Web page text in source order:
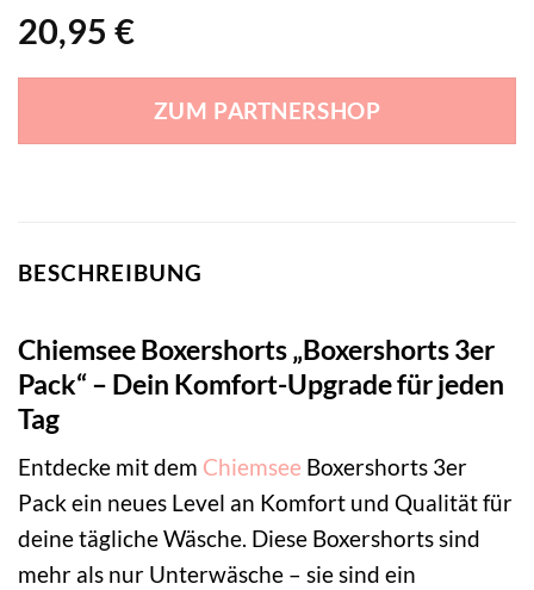
20,95 €
ZUM PARTNERSHOP
BESCHREIBUNG
Chiemsee Boxershorts „Boxershorts 3er
Pack“ – Dein Komfort-Upgrade für jeden
Tag
Entdecke mit dem Chiemsee Boxershorts 3er
Pack ein neues Level an Komfort und Qualität für
deine tägliche Wäsche. Diese Boxershorts sind
mehr als nur Unterwäsche – sie sind ein